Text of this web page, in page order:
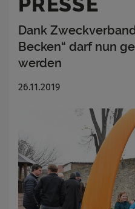
Dank
Becken“ darf nun
werden
26.11.2019